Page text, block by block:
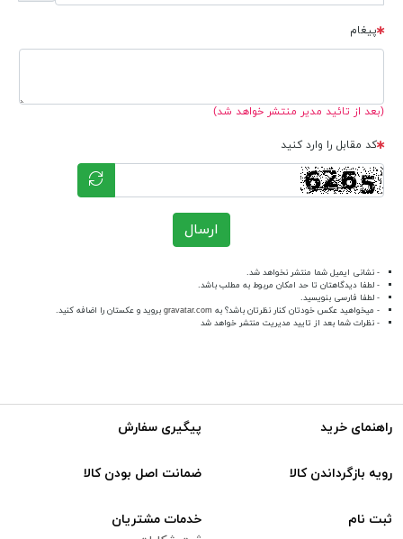
پیغام
(بعد از تائید مدیر منتشر خواهد شد)
کد مقابل را وارد کنید
ارسال
- نشانی ایمیل شما منتشر نخواهد شد.
- لطفا دیدگاهتان تا حد امکان مربوط به مطلب باشد.
- لطفا فارسی بنویسید.
- میخواهید عکس خودتان کنار نظرتان باشد؟ به gravatar.com بروید و عکستان را اضافه کنید.
- نظرات شما بعد از تایید مدیریت منتشر خواهد شد
راهنمای خرید پیگیری سفارش
رویه بازگرداندن کالا ضمانت اصل بودن کالا
ثبت نام خدمات مشتریان